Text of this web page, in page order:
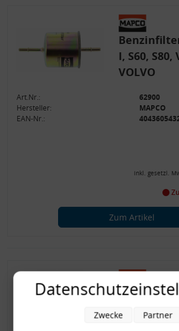
I, S60, S80,
VOLVO
Art.Nr.:
62900
Hersteller:
MAPCO
EAN-Nr.:
inkl. gesetzl.
Zum Artikel
Zwecke Partner